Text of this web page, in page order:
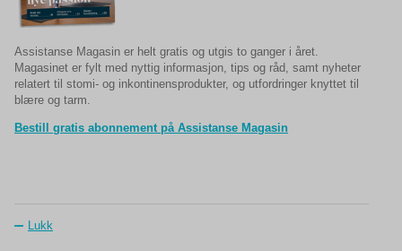
Assistanse Magasin er helt gratis og utgis to ganger i året.
Magasinet er fylt med nyttig informasjon, tips og råd, samt nyheter
relatert til stomi- og inkontinensprodukter, og utfordringer knyttet til
blære og tarm.
Bestill gratis abonnement på Assistanse Magasin
Lukk